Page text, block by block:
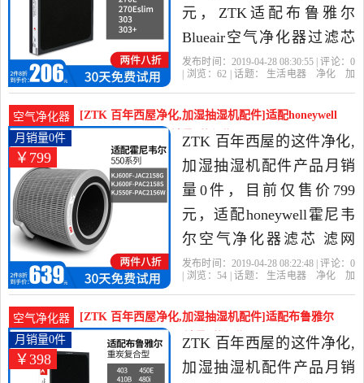
元，ZTK适配布鲁雅尔
Blueair空气净化器过滤芯
203slim/270Eslim/303+是
生活电器当中性价比很高
的净化,加湿抽湿机配件，
由北京发货。
发布时间：2019-04-28 08:30:55 | 评论： 0
| 浏览：62 | 话题： 生活电器 净化
加
空气净化器
[ZTK 百年西屋净化,加湿抽湿机配件]适配honeywell
霍尼韦尔空气净月销量0件仅售799元
￥799
月销量0件
ZTK 百年西屋的这件净化,
加湿抽湿机配件产品月销
量0件，目前仅售价799
元，适配honeywell霍尼韦
尔空气净化器滤芯 滤网
KJ550F-PAC2156W是2019
电器当中性价比很高的净
化,加湿抽湿机配件，由北
京发货。
发布时间：2019-04-28 08:22:48 | 评论： 0
| 浏览：54 | 话题： 生活电器 净化
加
空气净化器
[ZTK 百年西屋净化,加湿抽湿机配件]适配布鲁雅尔
Blueair空气净化器月销量0件仅售398元
￥398
月销量0件
ZTK 百年西屋的这件净化,
加湿抽湿机配件产品月销